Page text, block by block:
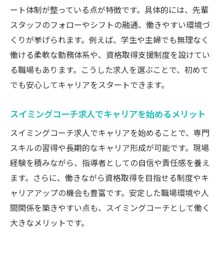
ート体制が整っている点が特徴です。具体的には、先輩
スタッフのフォローやシフトの融通、働きやすい環境づ
くりが挙げられます。例えば、学生や主婦でも無理なく
働ける柔軟な勤務体系や、資格取得支援制度を設けてい
る職場もあります。こうした求人を選ぶことで、初めて
でも安心してキャリアをスタートできます。
スイミングコーチ求人でキャリアを始めるメリット
スイミングコーチ求人でキャリアを始めることで、専門
スキルの習得や長期的なキャリア形成が可能です。現場
経験を積みながら、指導者としての自信や責任感を養え
ます。さらに、働きながら資格取得を目指せる制度やキ
ャリアアップの機会も豊富です。安定した職場環境や人
間関係を築きやすい点も、スイミングコーチとして働く
大きなメリットです。